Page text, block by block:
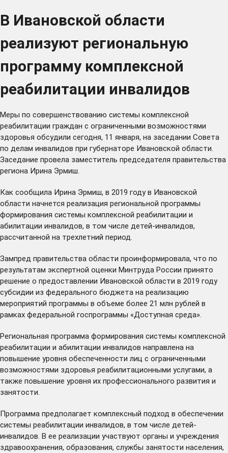
В Ивановской области
реализуют региональную
программу комплексной
реабилитации инвалидов
Меры по совершенствованию системы комплексной
реабилитации граждан с ограниченными возможностями
здоровья обсудили сегодня, 11 января, на заседании Совета
по делам инвалидов при губернаторе Ивановской области.
Заседание провела заместитель председателя правительства
региона Ирина Эрмиш.
Как сообщила Ирина Эрмиш, в 2019 году в Ивановской
области начнется реализация региональной программы
формирования системы комплексной реабилитации и
абилитации инвалидов, в том числе детей-инвалидов,
рассчитанной на трехлетний период.
Зампред правительства области проинформировала, что по
результатам экспертной оценки Минтруда России принято
решение о предоставлении Ивановской области в 2019 году
субсидии из федерального бюджета на реализацию
мероприятий программы в объеме более 21 млн рублей в
рамках федеральной госпрограммы «Доступная среда».
Региональная программа формирования системы комплексной
реабилитации и абилитации инвалидов направлена на
повышение уровня обеспеченности лиц с ограниченными
возможностями здоровья реабилитационными услугами, а
также повышение уровня их профессионального развития и
занятости.
Программа предполагает комплексный подход в обеспечении
системы реабилитации инвалидов, в том числе детей-
инвалидов. В ее реализации участвуют органы и учреждения
здравоохранения, образования, службы занятости населения,